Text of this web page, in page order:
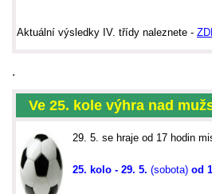
Aktuální výsledky IV. třídy naleznete -
.
Ve 25. kole výhra nad
29. 5. se hraje od 17 hodin
25. kolo - 29. 5. (sobota) od